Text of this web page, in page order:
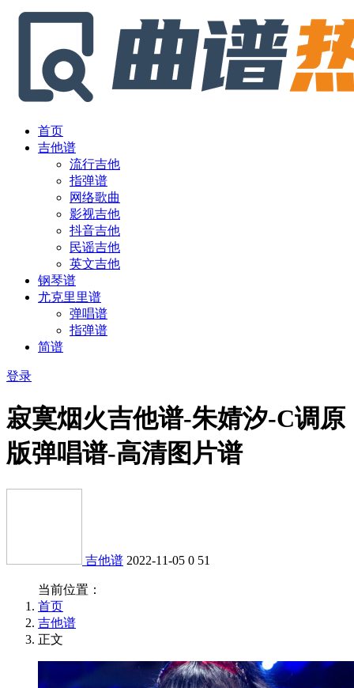
首页
吉他谱
流行吉他
指弹谱
网络歌曲
影视吉他
抖音吉他
民谣吉他
英文吉他
钢琴谱
尤克里里谱
弹唱谱
指弹谱
简谱
登录
寂寞烟火吉他谱-朱婧汐-C调原
版弹唱谱-高清图片谱
吉他谱 2022-11-05 0 51
当前位置：
首页
吉他谱
正文